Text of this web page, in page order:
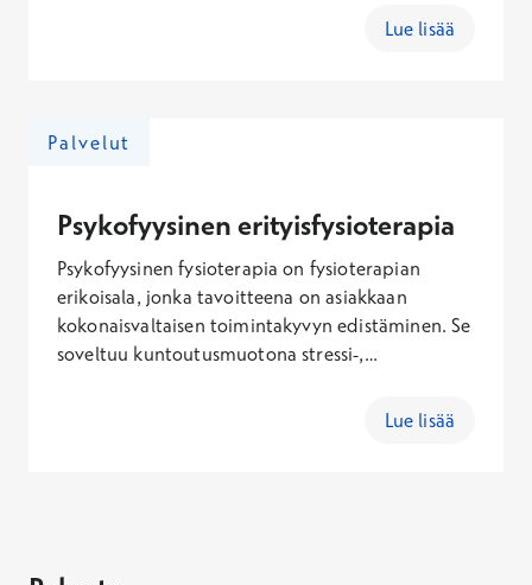
hahmottamisen sekä aisti- ja tunnesäätelynLue lisää
Palvelut
Psykofyysinen erityisfysioterapia
Psykofyysinen fysioterapia on fysioterapian
erikoisala, jonka tavoitteena on asiakkaan
kokonaisvaltaisen toimintakyvyn edistäminen. Se
soveltuu kuntoutusmuotona stressi-,
on hyötyä myös kroonisten kiputilojen,Lue lisää